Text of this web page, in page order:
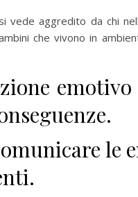
vede aggredito da chi
che vivono in
emotivo
le